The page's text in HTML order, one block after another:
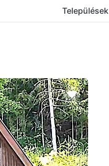
Települések